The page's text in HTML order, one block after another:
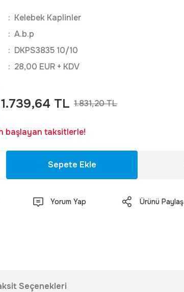
Kelebek Kaplinler
A.b.p
DKPS3835 10/10
28,00 EUR + KDV
1.739,64 TL 1.831,20 TL
başlayan taksitlerle!
Sepete Ekle
Yorum Yap Ürünü Paylaş
Seçenekleri